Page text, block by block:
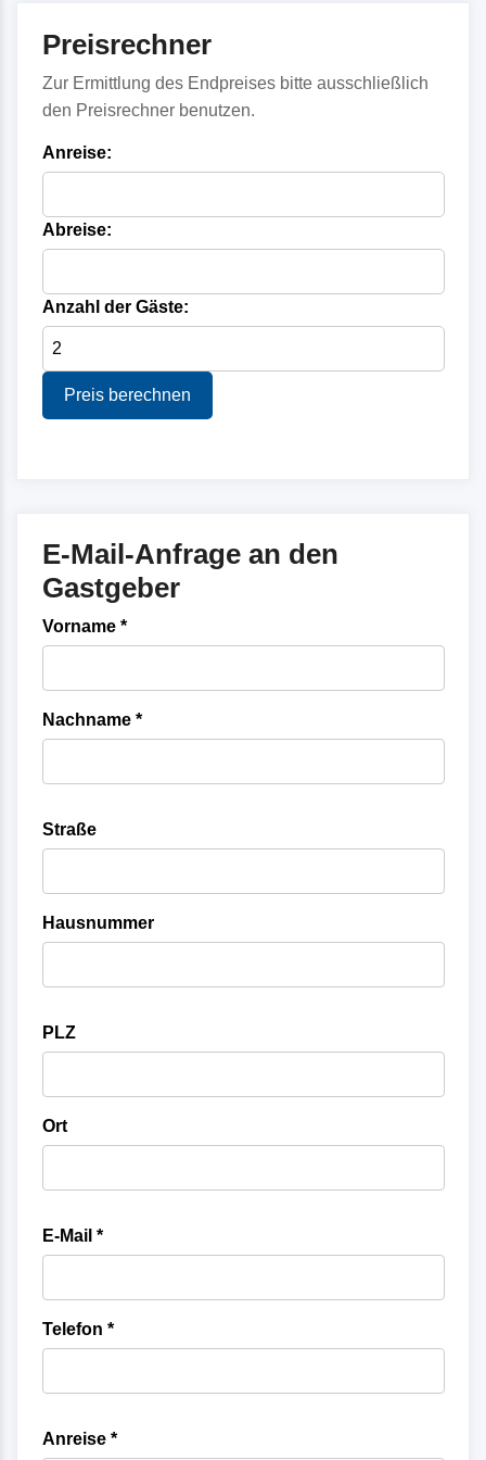
Preisrechner
Zur Ermittlung des Endpreises bitte ausschließlich
den Preisrechner benutzen.
Anreise:
Abreise:
Anzahl der Gäste:
Preis berechnen
E-Mail-Anfrage an den
Gastgeber
Vorname *
Nachname *
Straße
Hausnummer
PLZ
Ort
E-Mail *
Telefon *
Anreise *